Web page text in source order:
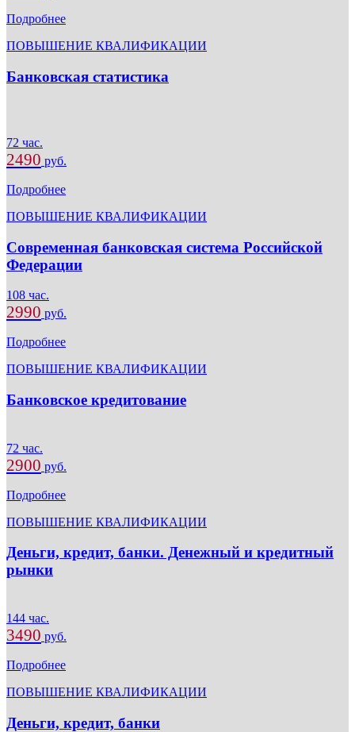
Подробнее
ПОВЫШЕНИЕ КВАЛИФИКАЦИИ
Банковская статистика
72 час.
2490 руб.
Подробнее
ПОВЫШЕНИЕ КВАЛИФИКАЦИИ
Современная банковская система Российской
Федерации
108 час.
2990 руб.
Подробнее
ПОВЫШЕНИЕ КВАЛИФИКАЦИИ
Банковское кредитование
72 час.
2900 руб.
Подробнее
ПОВЫШЕНИЕ КВАЛИФИКАЦИИ
Деньги, кредит, банки. Денежный и кредитный
рынки
144 час.
3490 руб.
Подробнее
ПОВЫШЕНИЕ КВАЛИФИКАЦИИ
Деньги, кредит, банки